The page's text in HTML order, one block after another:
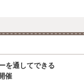
を通してできる
催